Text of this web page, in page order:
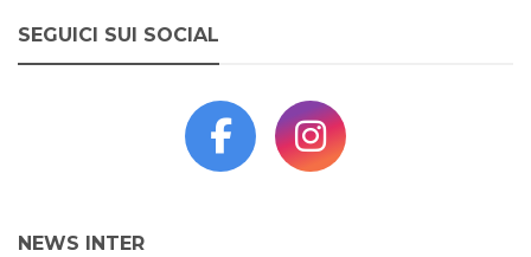
SEGUICI SUI SOCIAL
NEWS INTER